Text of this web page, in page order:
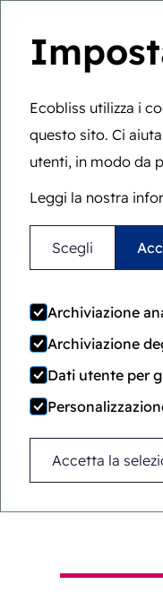
Ecobliss utilizza i
questo sito. Ci
utenti, in modo da
Leggi la nostra
Scegli
Archiviazione
Archiviazione
Dati utente per
Accetta la
Sei qui: Home >
che si
macchinari